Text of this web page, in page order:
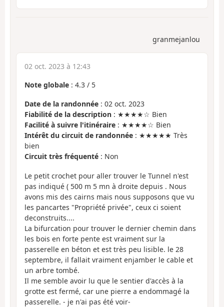
granmejanlou
02 oct. 2023 à 12:43
Note globale : 4.3 / 5
Date de la randonnée : 02 oct. 2023
Fiabilité de la description : ★★★★☆ Bien
Facilité à suivre l'itinéraire : ★★★★☆ Bien
Intérêt du circuit de randonnée : ★★★★★ Très
bien
Circuit très fréquenté : Non
Le petit crochet pour aller trouver le Tunnel n'est
pas indiqué ( 500 m 5 mn à droite depuis . Nous
avons mis des cairns mais nous supposons que vu
les pancartes "Propriété privée", ceux ci soient
deconstruits....
La bifurcation pour trouver le dernier chemin dans
les bois en forte pente est vraiment sur la
passerelle en béton et est très peu lisible. le 28
septembre, il fallait vraiment enjamber le cable et
un arbre tombé.
Il me semble avoir lu que le sentier d'accès à la
grotte est fermé, car une pierre a endommagé la
passerelle. - je n'ai pas été voir-